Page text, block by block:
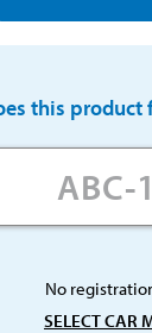
this product
No
SELECT CAR